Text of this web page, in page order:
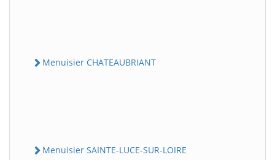
Menuisier CHATEAUBRIANT
Menuisier SAINTE-LUCE-SUR-LOIRE